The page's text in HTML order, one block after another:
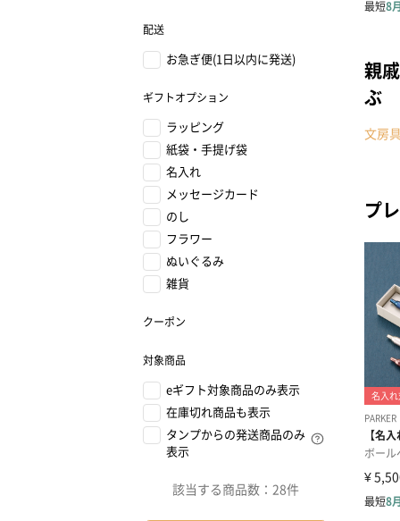
配送
お急ぎ便(1日以内に発送)
ギフトオプション
ラッピング
紙袋・手提げ袋
名入れ
メッセージカード
のし
フラワー
ぬいぐるみ
雑貨
クーポン
対象商品
eギフト対象商品のみ表示
在庫切れ商品も表示
タンプからの発送商品のみ
表示
該当する商品数： 28件
親
ぶ
文房
プ